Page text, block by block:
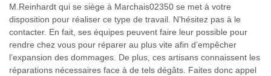
M.Reinhardt qui se siège à Marchais02350 se met à votre
disposition pour réaliser ce type de travail. N’hésitez pas à le
contacter. En fait, ses équipes peuvent faire leur possible pour
rendre chez vous pour réparer au plus vite afin d’empêcher
l’expansion des dommages. De plus, ces artisans connaissent les
réparations nécessaires face à de tels dégâts. Faites donc appel